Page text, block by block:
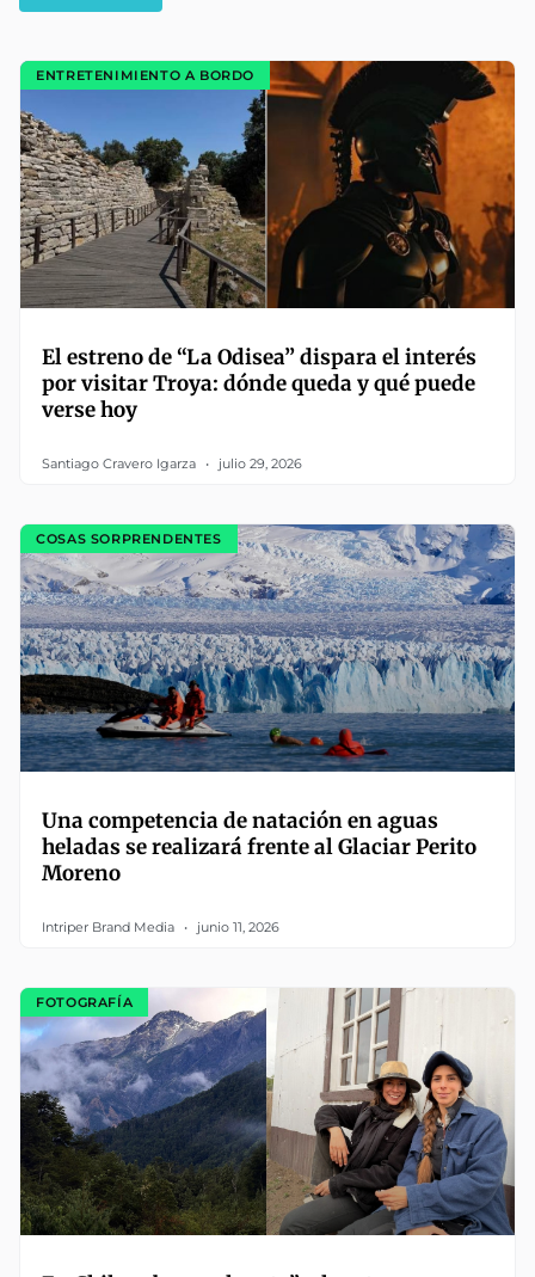
ENTRETENIMIENTO A BORDO
El estreno de “La Odisea” dispara el interés
por visitar Troya: dónde queda y qué puede
verse hoy
Santiago Cravero Igarza julio 29, 2026
COSAS SORPRENDENTES
Una competencia de natación en aguas
heladas se realizará frente al Glaciar Perito
Moreno
Intriper Brand Media junio 11, 2026
FOTOGRAFÍA